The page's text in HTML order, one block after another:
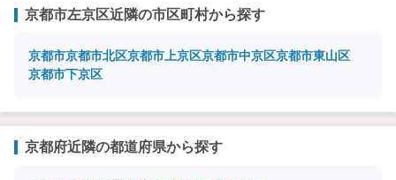
京都市左京区近隣の市区町村から探す
京都市京都市北区京都市上京区京都市中京区京都市東山区
京都市下京区
京都府近隣の都道府県から探す